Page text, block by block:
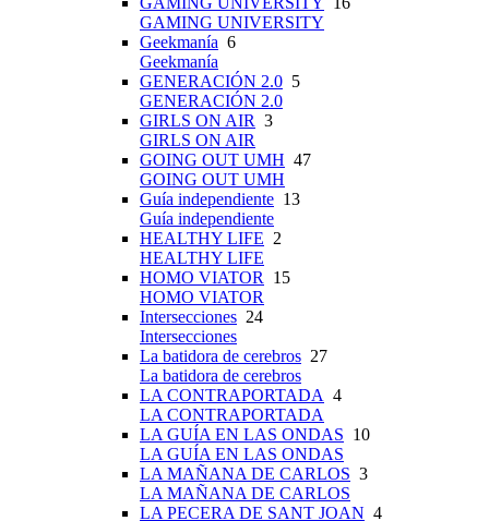
GAMING UNIVERSITY
Geekmanía 6
Geekmanía
GENERACIÓN 2.0 5
GENERACIÓN 2.0
GIRLS ON AIR 3
GIRLS ON AIR
GOING OUT UMH 47
GOING OUT UMH
Guía independiente 13
Guía independiente
HEALTHY LIFE 2
HEALTHY LIFE
HOMO VIATOR
15
HOMO VIATOR
Intersecciones 24
Intersecciones
La batidora de cerebros 27
La batidora de cerebros
LA CONTRAPORTADA 4
LA CONTRAPORTADA
LA GUÍA EN LAS ONDAS 10
LA GUÍA EN LAS ONDAS
LA MAÑANA DE CARLOS 3
LA MAÑANA DE CARLOS
LA PECERA DE SANT JOAN 4